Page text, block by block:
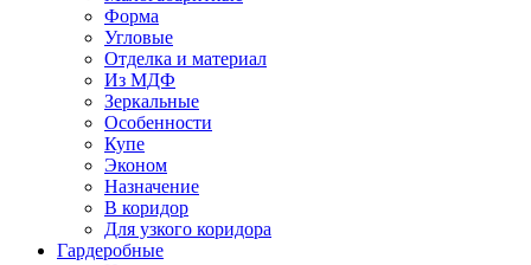
Форма
Угловые
Отделка и материал
Из МДФ
Зеркальные
Особенности
Купе
Эконом
Назначение
В коридор
Для узкого коридора
Гардеробные